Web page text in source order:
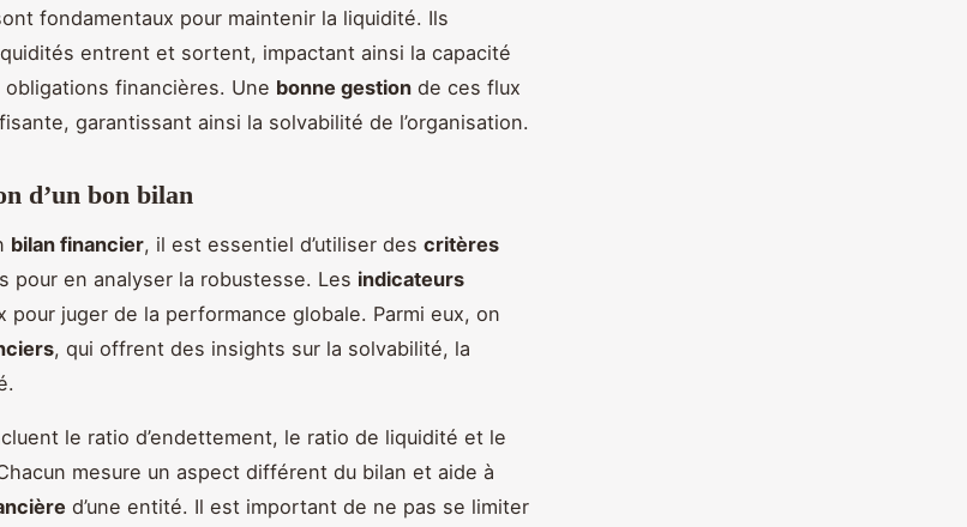
fondamentaux pour maintenir la liquidité. Ils
entrent et sortent, impactant ainsi la capacité
obligations financières. Une bonne gestion de ces flux
garantissant ainsi la solvabilité de l’organisation.
d’un bon bilan
bilan financier, il est essentiel d’utiliser des critères
pour en analyser la robustesse. Les indicateurs
pour juger de la performance globale. Parmi eux, on
, qui offrent des insights sur la solvabilité, la
le ratio d’endettement, le ratio de liquidité et le
mesure un aspect différent du bilan et aide à
d’une entité. Il est important de ne pas se limiter